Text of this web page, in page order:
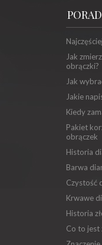
Jak
obrączki?
Jak
Jakie
Kiedy
Pakiet
obrączek
Historia
Barwa
Czystość
Krwawe
Historia
Co to jest